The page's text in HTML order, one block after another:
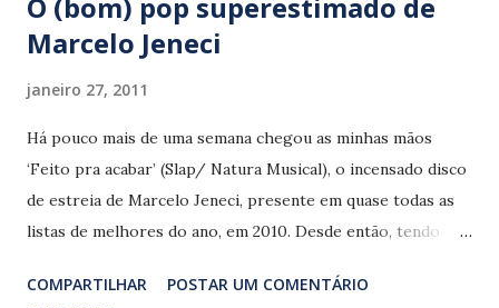
O (bom) pop superestimado de
Marcelo Jeneci
janeiro 27, 2011
Há pouco mais de uma semana chegou as minhas mãos
‘Feito pra acabar’ (Slap/ Natura Musical), o incensado disco
de estreia de Marcelo Jeneci, presente em quase todas as
listas de melhores do ano, em 2010. Desde então, tendo
paulista, procuro entender o efeito causado na mídia pelo
COMPARTILHAR
POSTAR UM COMENTÁRIO